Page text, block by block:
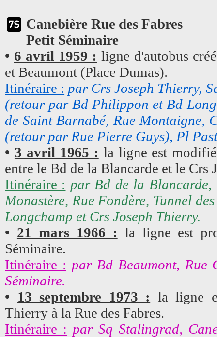
Canebière Rue des Fabres
Petit Séminaire
• 6 avril 1959 : ligne d'autobus
et Beaumont (Place Dumas).
Itinéraire : par Crs Joseph Thierry,
(retour par Bd Philippon et Bd
de Saint Barnabé, Rue Montaigne,
(retour par Rue Pierre Guys), Pl
• 3 avril 1965 : la ligne est
entre le Bd de la Blancarde et le Crs
Itinéraire : par Bd de la Blancarde,
Monastère, Rue Fondère, Tunnel
Longchamp et Crs Joseph Thierry.
• 21 mars 1966 : la ligne est
Séminaire.
Itinéraire : par Bd Beaumont, Rue
Séminaire.
• 13 septembre 1973 :
la ligne
Thierry à la Rue des Fabres.
Itinéraire : par Sq Stalingrad,